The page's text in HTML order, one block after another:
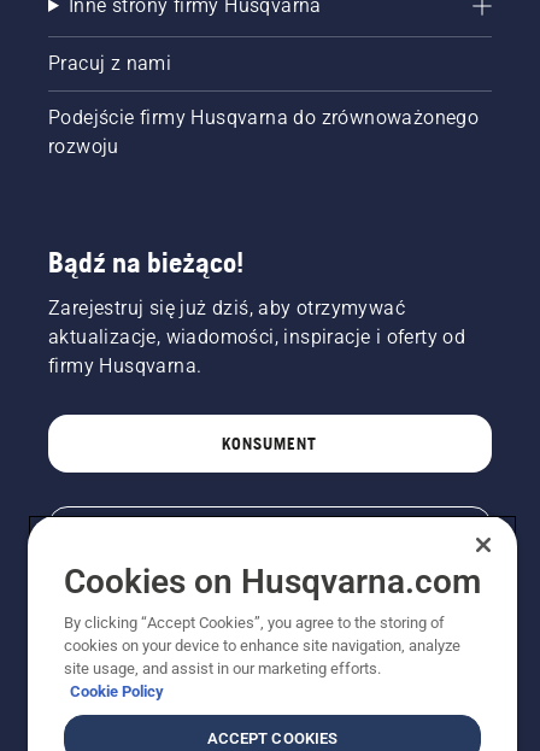
Inne strony firmy Husqvarna
Pracuj z nami
Podejście firmy Husqvarna do zrównoważonego
rozwoju
Bądź na bieżąco!
Zarejestruj się już dziś, aby otrzymywać
aktualizacje, wiadomości, inspiracje i oferty od
firmy Husqvarna.
KONSUMENT
Cookies on Husqvarna.com
By clicking “Accept Cookies”, you agree to the storing of
cookies on your device to enhance site navigation, analyze
site usage, and assist in our marketing efforts.
Cookie Policy
ACCEPT COOKIES